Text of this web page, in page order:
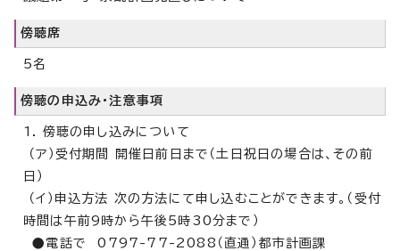
傍聴席
5名
傍聴の申込み・注意事項
1. 傍聴の申し込みについて
（ア）受付期間 開催日前日まで（土日祝日の場合は、その前
日）
（イ）申込方法 次の方法にて申し込むことができます。（受付
時間は午前9時から午後5時30分まで）
●電話で 0797-77-2088（直通）都市計画課